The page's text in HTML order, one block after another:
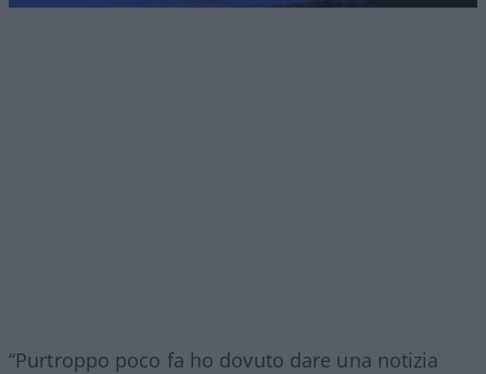
“Purtroppo poco fa ho dovuto dare una notizia